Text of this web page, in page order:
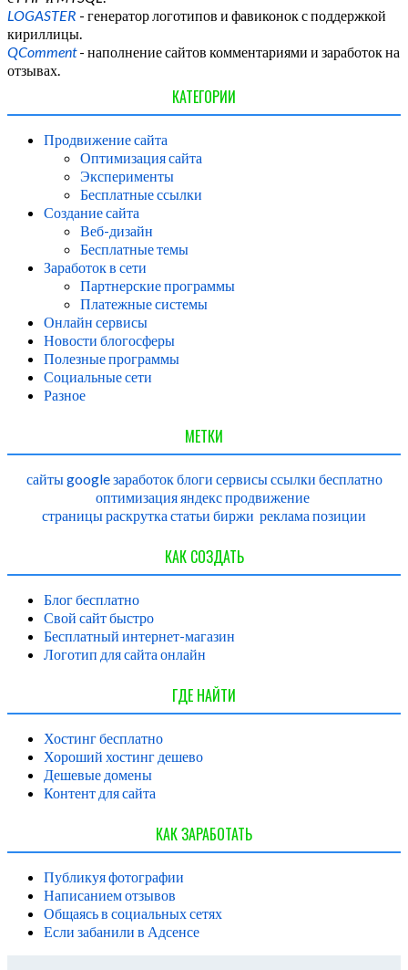
LOGASTER - генератор логотипов и фавиконок с поддержкой
кириллицы.
QComment- наполнение сайтов комментариями и заработок на
отзывах.
КАТЕГОРИИ
Продвижение сайта
Оптимизация сайта
Эксперименты
Бесплатные ссылки
Создание сайта
Веб-дизайн
Бесплатные темы
Заработок в сети
Партнерские программы
Платежные системы
Онлайн сервисы
Новости блогосферы
Полезные программы
Социальные сети
Разное
МЕТКИ
сайтыgoogleзаработокблоги сервисыссылки бесплатно
оптимизацияяндекспродвижение
страницыраскрутка статьи биржи реклама позиции
КАК СОЗДАТЬ
Блог бесплатно
Свой сайт быстро
Бесплатный интернет-магазин
Логотип для сайта онлайн
ГДЕ НАЙТИ
Хостинг бесплатно
Хороший хостинг дешево
Дешевые домены
Контент для сайта
КАК ЗАРАБОТАТЬ
Публикуя фотографии
Написанием отзывов
Общаясь в социальных сетях
Если забанили в Адсенсе